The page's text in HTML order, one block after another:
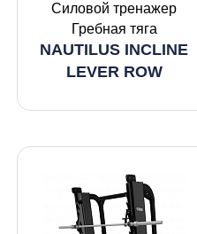
Силовой тренажер
Гребная тяга
NAUTILUS INCLINE
LEVER ROW